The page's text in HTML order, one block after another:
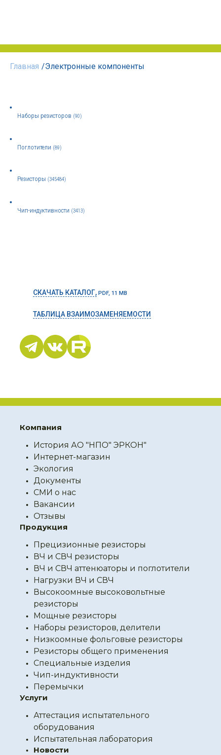
Главная /Электронные компоненты
Наборы резисторов (90)
Поглотители (89)
Резисторы (345484)
Чип-индуктивности (3413)
СКАЧАТЬ КАТАЛОГ, PDF, 11 MB
ТАБЛИЦА ВЗАИМОЗАМЕНЯЕМОСТИ
Компания
История АО "НПО" ЭРКОН"
Интернет-магазин
Экология
Документы
СМИ о нас
Вакансии
Отзывы
Продукция
Прецизионные резисторы
ВЧ и СВЧ резисторы
ВЧ и СВЧ аттенюаторы и поглотители
Нагрузки ВЧ и СВЧ
Высокоомные высоковольтные
резисторы
Мощные резисторы
Наборы резисторов, делители
Низкоомные фольговые резисторы
Резисторы общего применения
Специальные изделия
Чип-индуктивности
Перемычки
Услуги
Аттестация испытательного
оборудования
Испытательная лаборатория
Новости